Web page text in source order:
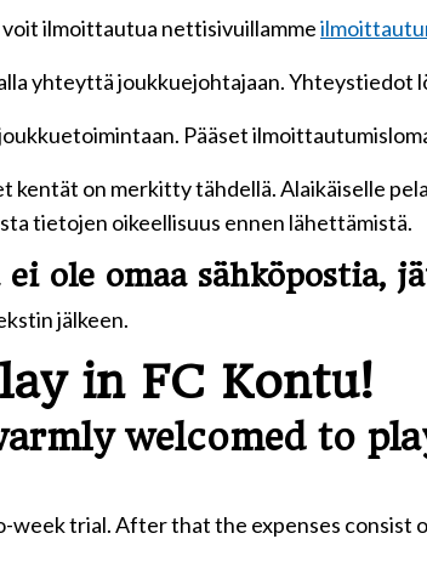
ilmoittautua nettisivuillamme
yhteyttä joukkuejohtajaan. Yhteystiedot
Pääset
kentät on merkitty tähdellä. Alaikäiselle
tietojen oikeellisuus ennen lähettämistä.
ei ole omaa sähköpostia,
jälkeen.
in FC Kontu!
welcomed to
week trial. After that the expenses consist